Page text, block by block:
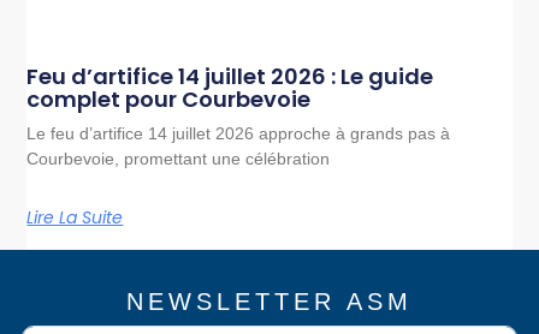
Feu d’artifice 14 juillet 2026 : Le guide
complet pour Courbevoie
Le feu d’artifice 14 juillet 2026 approche à grands pas à
Courbevoie, promettant une célébration
Lire La Suite
NEWSLETTER ASM